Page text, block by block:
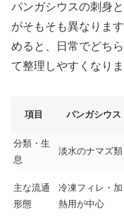
パンガシウスの刺身
がそもそも異なりま
めると、日常でどち
て整理しやすくなりま
項目 パンガシウス
分類・生
息
淡水のナマズ類
主な流通
形態
冷凍フィレ・加
熱用が中心